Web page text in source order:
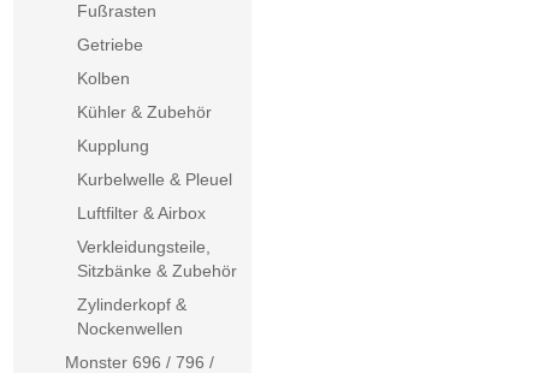
Fußrasten
Getriebe
Kolben
Kühler & Zubehör
Kupplung
Kurbelwelle & Pleuel
Luftfilter & Airbox
Verkleidungsteile,
Sitzbänke & Zubehör
Zylinderkopf &
Nockenwellen
Monster 696 / 796 /